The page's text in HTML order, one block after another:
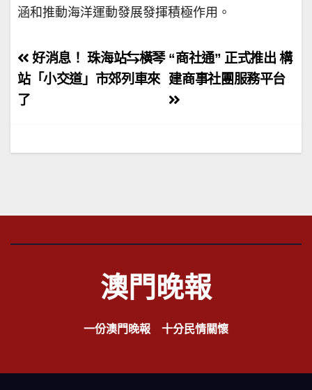
涵和推動海洋運動發展發揮積極作用。
文
章
導
“商社通” 正式推出 構
建商事社團服務平台
好消息！ 珠海站⇆橫琴
站「小交道」市郊列車來
了
澳門晚報
一份澳門晚報 十分民情關懷